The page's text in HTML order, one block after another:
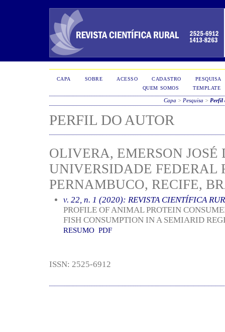
CAPA SOBRE ACESSO CADASTRO
PESQUISA
QUEM SOMOS
TEMPLATE
Capa > Pesquisa > Perfil
PERFIL DO AUTOR
OLIVERA, EMERSON JOSÉ
UNIVERSIDADE FEDERAL
PERNAMBUCO, RECIFE,
v. 22, n. 1 (2020): REVISTA CIENTÍFICA
PROFILE OF ANIMAL PROTEIN
FISH CONSUMPTION IN A SEMIARID
RESUMO PDF
ISSN: 2525-6912